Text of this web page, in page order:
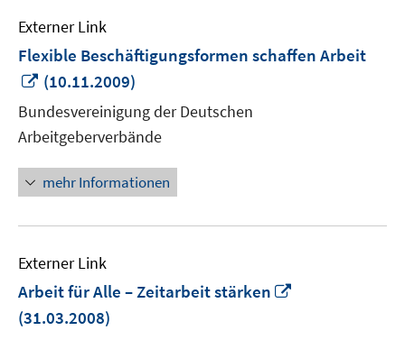
Externer Link
Flexible Beschäftigungsformen schaffen Arbeit
In
neuem
Fenster
öffnen
(10.11.2009)
Bundesvereinigung der Deutschen
Arbeitgeberverbände
mehr Informationen
Externer Link
Arbeit für Alle – Zeitarbeit stärken
(31.03.2008)